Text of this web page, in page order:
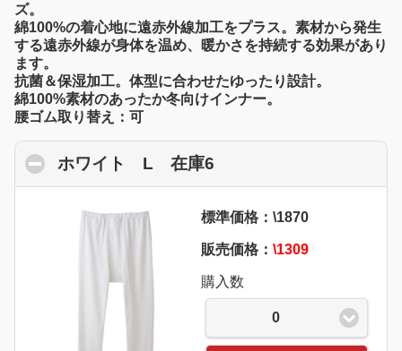
ズ。
綿100%の着心地に遠赤外線加工をプラス。素材から発生
する遠赤外線が身体を温め、暖かさを持続する効果があり
ます。
抗菌＆保湿加工。体型に合わせたゆったり設計。
綿100%素材のあったか冬向けインナー。
腰ゴム取り替え：可
ホワイト L 在庫6
標準価格：\1870
販売価格： \1309
購入数
0